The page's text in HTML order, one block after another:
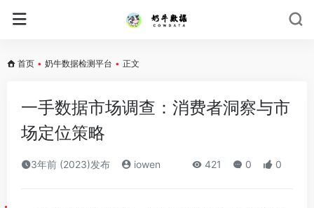
首页 • 奶牛数据检测平台 • 正文
一手数据市场调查：消费者洞察与市
场定位策略
3年前 (2023)发布 iowen 421 0 0